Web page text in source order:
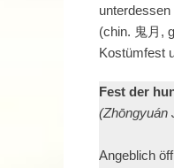
(chin. 鬼月,
Kostümfest
Fest der
(Zhōngyuán
Angeblich